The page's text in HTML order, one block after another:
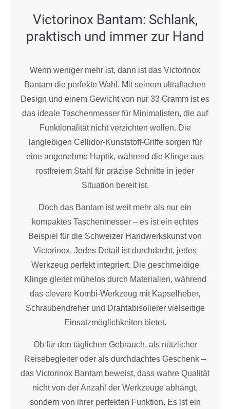
Victorinox Bantam: Schlank,
praktisch und immer zur Hand
Wenn weniger mehr ist, dann ist das Victorinox
Bantam die perfekte Wahl. Mit seinem ultraflachen
Design und einem Gewicht von nur 33 Gramm ist es
das ideale Taschenmesser für Minimalisten, die auf
Funktionalität nicht verzichten wollen. Die
langlebigen Cellidor-Kunststoff-Griffe sorgen für
eine angenehme Haptik, während die Klinge aus
rostfreiem Stahl für präzise Schnitte in jeder
Situation bereit ist.
Doch das Bantam ist weit mehr als nur ein
kompaktes Taschenmesser – es ist ein echtes
Beispiel für die Schweizer Handwerkskunst von
Victorinox. Jedes Detail ist durchdacht, jedes
Werkzeug perfekt integriert. Die geschmeidige
Klinge gleitet mühelos durch Materialien, während
das clevere Kombi-Werkzeug mit Kapselheber,
Schraubendreher und Drahtabisolierer vielseitige
Einsatzmöglichkeiten bietet.
Ob für den täglichen Gebrauch, als nützlicher
Reisebegleiter oder als durchdachtes Geschenk –
das Victorinox Bantam beweist, dass wahre Qualität
nicht von der Anzahl der Werkzeuge abhängt,
sondern von ihrer perfekten Funktion. Es ist ein